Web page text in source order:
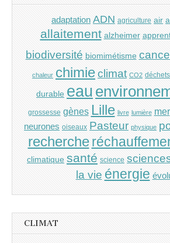
adaptation ADN agriculture air
allaitement alzheimer
biodiversité biomimétisme
chaleur chimieclimat CO2 déchets
durable eau
grossesse gènes Lille livre lumière mer
neurones oiseaux Pasteur physique
recherche
climatique santé science
la vie énergie
CLIMAT